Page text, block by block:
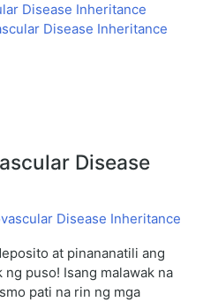
Disease Inheritance
Disease Inheritance
Disease
at pinananatili ang
puso! Isang malawak na
pati na rin ng mga